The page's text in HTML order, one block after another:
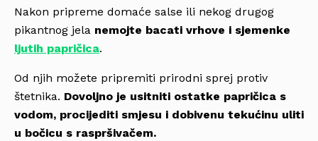
Nakon pripreme domaće salse ili nekog drugog
pikantnog jela nemojte bacati vrhove i sjemenke
ljutih papričica.
Od njih možete pripremiti prirodni sprej protiv
štetnika. Dovoljno je usitniti ostatke papričica s
vodom, procijediti smjesu i dobivenu tekućinu uliti
u bočicu s raspršivačem.